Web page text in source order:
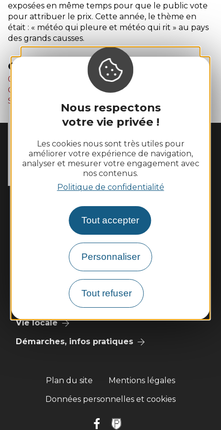
Nous respectons
votre vie privée !
Les cookies nous sont très utiles pour
améliorer votre expérience de navigation,
analyser et mesurer votre engagement avec
nos contenus.
Politique de confidentialité
Tout accepter
Personnaliser
Tout refuser
exposées en même temps pour que le public vote
pour attribuer le prix. Cette année, le thème en
était : « météo qui pleure et météo qui rit » au pays
des grands causses.
Contact
06 10 03 74 97
Courriel
Site-web
MAIRIE DEMOSTUÉJOULS
La Peyrouse
12720 Mostuéjouls
Le lundi de 10h à 12h et le vendredi de 14h à 16h
Nous contacter
Vie municipale
Vie locale
Démarches, infos pratiques
Plan du site Mentions légales
Données personnelles et cookies